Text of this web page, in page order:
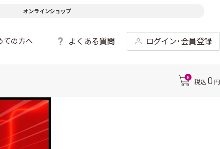
オンラインショップ
ての方へ よくある質問 ログイン･会員登録
0
税込 0 円